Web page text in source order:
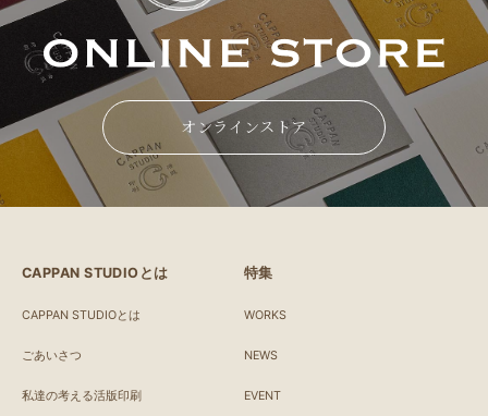
オンラインストア
CAPPAN STUDIOとは
CAPPAN STUDIOとは
ごあいさつ
私達の考える活版印刷
特集
WORKS
NEWS
EVENT